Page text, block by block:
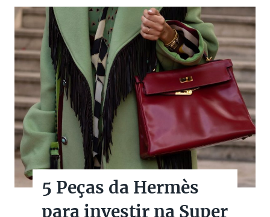
5 Peças da Hermès
para investir na Super